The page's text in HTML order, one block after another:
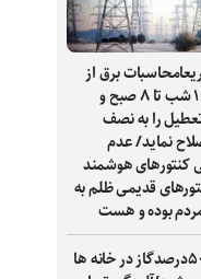
برق از
ساعت ۱۰ شب تا ۸ صبح و
را به نصف
نماید/ عدم
کنتورهای هوشمند
قدیمی ظلم به
بوده و هست
بیش از ۵۰درصدگاز در خانه ها